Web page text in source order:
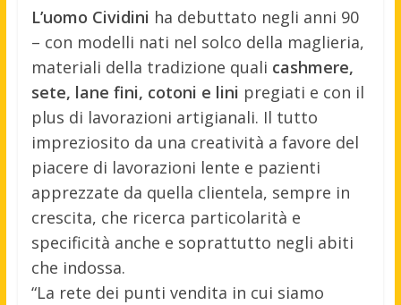
L’uomo Cividini ha debuttato negli anni 90
– con modelli nati nel solco della maglieria,
materiali della tradizione quali cashmere,
sete, lane fini, cotoni e lini pregiati e con il
plus di lavorazioni artigianali. Il tutto
impreziosito da una creatività a favore del
piacere di lavorazioni lente e pazienti
apprezzate da quella clientela, sempre in
crescita, che ricerca particolarità e
specificità anche e soprattutto negli abiti
che indossa.
“La rete dei punti vendita in cui siamo